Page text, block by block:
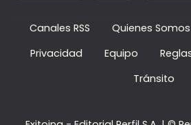
Canales RSS Quienes Somos
Privacidad
Equipo
Tránsito